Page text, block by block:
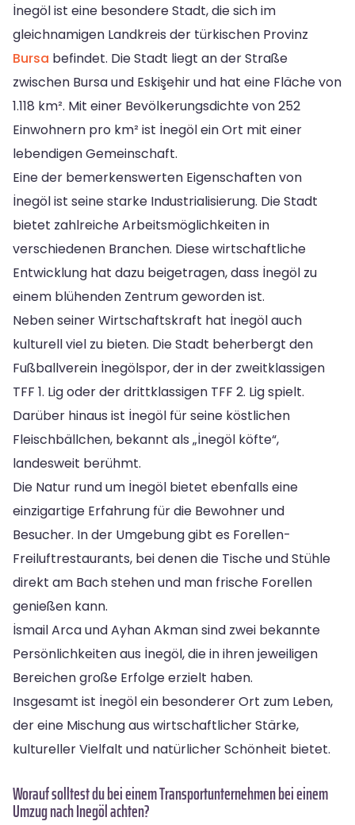
İnegöl ist eine besondere Stadt, die sich im
gleichnamigen Landkreis der türkischen Provinz
Bursa befindet. Die Stadt liegt an der Straße
zwischen Bursa und Eskişehir und hat eine Fläche von
1.118 km². Mit einer Bevölkerungsdichte von 252
Einwohnern pro km² ist İnegöl ein Ort mit einer
lebendigen Gemeinschaft.
Eine der bemerkenswerten Eigenschaften von
İnegöl ist seine starke Industrialisierung. Die Stadt
bietet zahlreiche Arbeitsmöglichkeiten in
verschiedenen Branchen. Diese wirtschaftliche
Entwicklung hat dazu beigetragen, dass İnegöl zu
einem blühenden Zentrum geworden ist.
Neben seiner Wirtschaftskraft hat İnegöl auch
kulturell viel zu bieten. Die Stadt beherbergt den
Fußballverein İnegölspor, der in der zweitklassigen
TFF 1. Lig oder der drittklassigen TFF 2. Lig spielt.
Darüber hinaus ist İnegöl für seine köstlichen
Fleischbällchen, bekannt als „İnegöl köfte“,
landesweit berühmt.
Die Natur rund um İnegöl bietet ebenfalls eine
einzigartige Erfahrung für die Bewohner und
Besucher. In der Umgebung gibt es Forellen-
Freiluftrestaurants, bei denen die Tische und Stühle
direkt am Bach stehen und man frische Forellen
genießen kann.
İsmail Arca und Ayhan Akman sind zwei bekannte
Persönlichkeiten aus İnegöl, die in ihren jeweiligen
Bereichen große Erfolge erzielt haben.
Insgesamt ist İnegöl ein besonderer Ort zum Leben,
der eine Mischung aus wirtschaftlicher Stärke,
kultureller Vielfalt und natürlicher Schönheit bietet.
Worauf solltest du bei einem Transportunternehmen bei einem
Umzug nach Inegöl achten?